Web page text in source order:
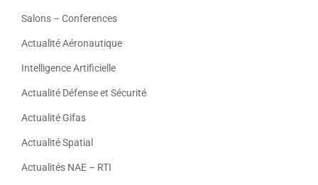
Salons – Conferences
Actualité Aéronautique
Intelligence Artificielle
Actualité Défense et Sécurité
Actualité Gifas
Actualité Spatial
Actualités NAE – RTI